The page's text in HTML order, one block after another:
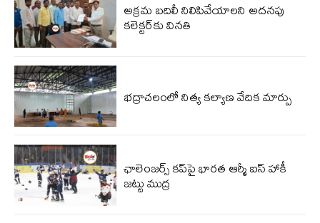
అక్రమ బదిలీ నిలిపివేయాలని అదనపు
కలెక్టర్‌కు వినతి
భద్రాచలంలో నిత్య కల్యాణ వేదిక మార్పు
ఛాలెంజర్స్ కప్‌పై భారత ఆర్మీ ఐస్ హాకీ
జట్టు ముద్ర